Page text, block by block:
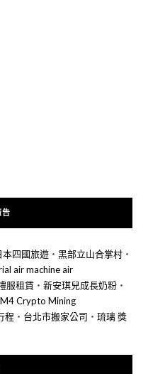
告
本四國旅遊‧ 黑部立山合掌村‧
air machine air
服租賃‧ 新安琪兒成長奶粉‧
Crypto Mining
程 ‧ 台北市搬家公司 ‧ 琉璃 獎